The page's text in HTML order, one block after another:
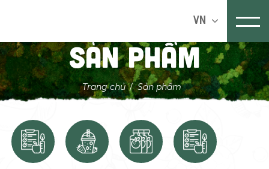
VN
Sản phẩm
Trang chủ Sản phẩm